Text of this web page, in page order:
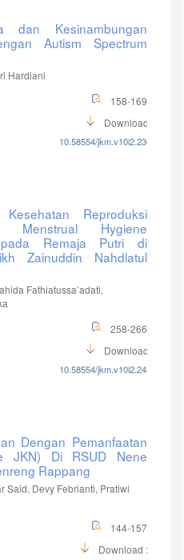
dan Kesinambungan
Autism Spectrum
Hardiani
158-169
Download :8
10.58554/jkm.v10i2.236
Reproduksi
Menstrual Hygiene
Remaja Putri di
Zainuddin Nahdlatul
Fathiatussa’adati,
258-266
Download :8
10.58554/jkm.v10i2.243
Dengan Pemanfaatan
JKN) Di RSUD Nene
Rappang
Said, Devy Febrianti, Pratiwi
144-157
Download :13